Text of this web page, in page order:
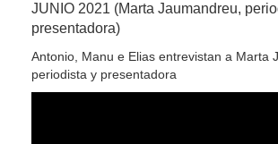
JUNIO 2021 (Marta Jaumandreu,
presentadora)
Antonio, Manu e Elias entrevistan a Marta
periodista y presentadora